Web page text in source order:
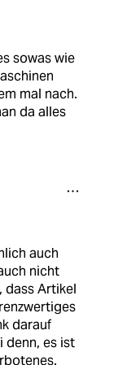
sowas wie
mal nach.
da alles
auch
nicht
dass Artikel
darauf
denn, es ist